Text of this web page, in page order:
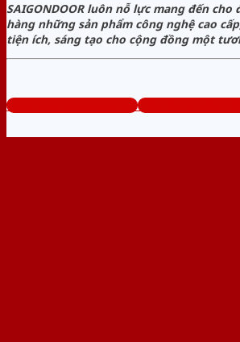
SAIGONDOOR luôn nỗ lực mang đến cho
hàng những sản phẩm công nghệ cao
tiện ích, sáng tạo cho cộng đồng một
www.cuagocuathep.com Tổng đài tư vấn